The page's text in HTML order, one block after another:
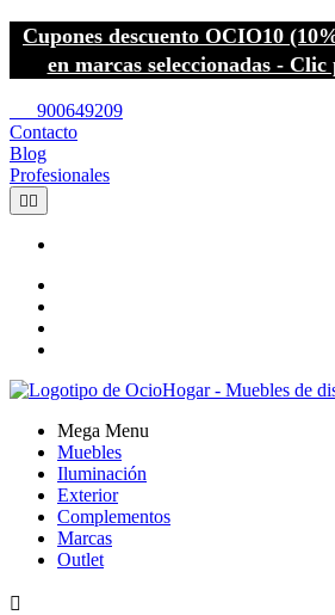
Cupones descuento OCIO10
en marcas seleccionadas -
900649209
Contacto
Blog
Profesionales
 
Mega Menu
Muebles
Iluminación
Exterior
Complementos
Marcas
Outlet
